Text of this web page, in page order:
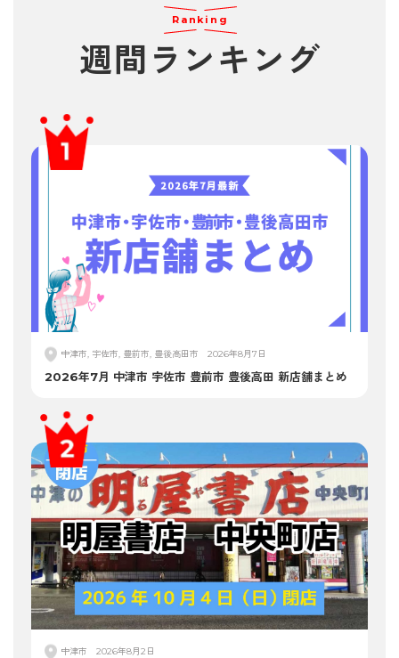
Ranking
週間 ランキング
中津市, 宇佐市, 豊前市, 豊後高田市 2026年8月7日
2026年7月 中津市 宇佐市 豊前市 豊後高田 新店舗まとめ
中津市 2026年8月2日